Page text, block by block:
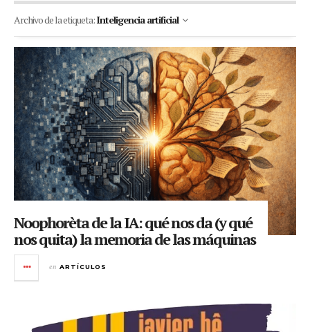
Archivo de la etiqueta:Inteligencia artificial
Noophorèta de la IA: qué nos da (y qué
nos quita) la memoria de las máquinas
en ARTÍCULOS